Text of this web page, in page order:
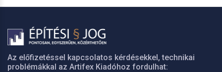
Az előfizetéssel kapcsolatos kérdésekkel, technikai
problémákkal az Artifex Kiadóhoz fordulhat: